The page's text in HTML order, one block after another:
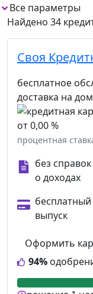
Все параметры
Найдено 34
Своя
бесплатное
доставка на дом
от 0,00 %
процентная
без справок
о доходах
бесплатный
выпуск
94%
Оформить